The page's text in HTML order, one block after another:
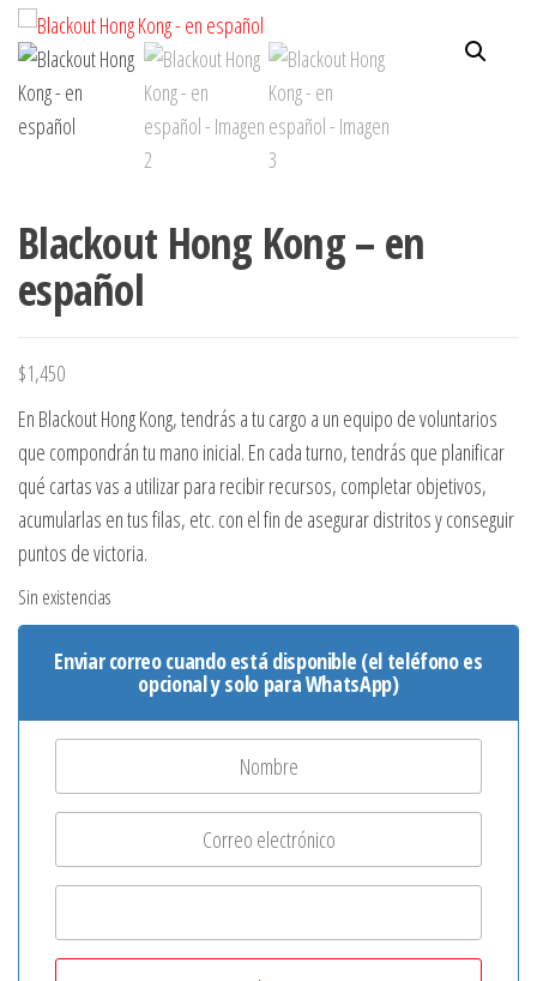
Blackout Hong Kong – en
español
$1,450
En Blackout Hong Kong, tendrás a tu cargo a un equipo de voluntarios
que compondrán tu mano inicial. En cada turno, tendrás que planificar
qué cartas vas a utilizar para recibir recursos, completar objetivos,
acumularlas en tus filas, etc. con el fin de asegurar distritos y conseguir
puntos de victoria.
Sin existencias
Enviar correo cuando está disponible (el teléfono es
opcional y solo para WhatsApp)